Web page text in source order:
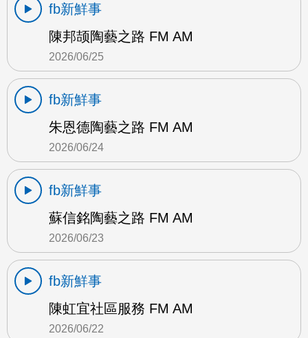
fb新鮮事
陳邦颉陶藝之路 FM AM
2026/06/25
fb新鮮事
朱恩德陶藝之路 FM AM
2026/06/24
fb新鮮事
蘇信銘陶藝之路 FM AM
2026/06/23
fb新鮮事
陳虹宜社區服務 FM AM
2026/06/22